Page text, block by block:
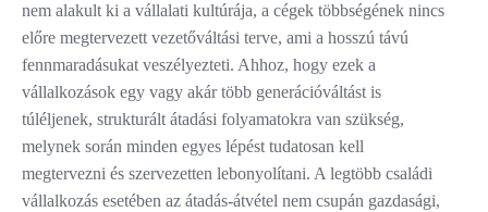
nem alakult ki a vállalati kultúrája, a cégek többségének nincs
előre megtervezett vezetőváltási terve, ami a hosszú távú
fennmaradásukat veszélyezteti. Ahhoz, hogy ezek a
vállalkozások egy vagy akár több generációváltást is
túléljenek, strukturált átadási folyamatokra van szükség,
melynek során minden egyes lépést tudatosan kell
megtervezni és szervezetten lebonyolítani. A legtöbb családi
vállalkozás esetében az átadás-átvétel nem csupán gazdasági,